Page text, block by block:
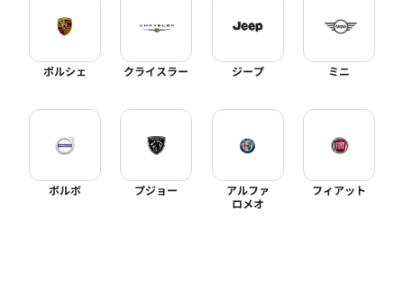
ポルシェ クライスラー ジープ ミニ
ボルボ プジョー
アルファ
ロメオ
フィアット